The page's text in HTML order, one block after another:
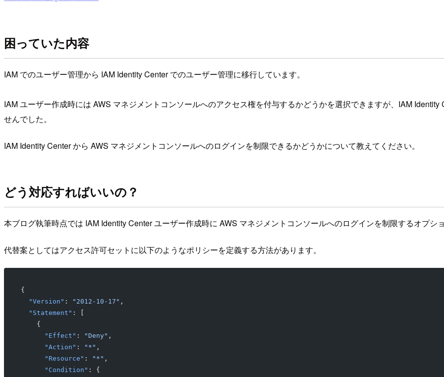
困っていた内容
IAM でのユーザー管理から IAM Identity Center でのユーザー管理に移行しています。
IAM ユーザー作成時には AWS マネジメントコンソールへのアクセス権を付与するかどうかを選択できますが、IAM
せんでした。
IAM Identity Center から AWS マネジメントコンソールへのログインを制限できるかどうかについて教えてください。
どう対応すればいいの？
本ブログ執筆時点では IAM Identity Center ユーザー作成時に AWS マネジメントコンソールへのログインを制限するオプシ
代替案としてはアクセス許可セットに以下のようなポリシーを定義する方法があります。
{
  "Version"
: "2012-10-17" ,
  "Statement"
: [
    {
      "Effect"
: "Deny" ,
      "Action"
: "*" ,
      "Resource"
: "*" ,
      "Condition"
: {